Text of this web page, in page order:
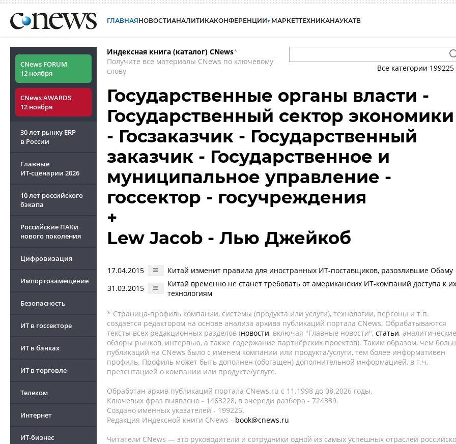
ГЛАВНАЯНОВОСТИАНАЛИТИКАКОНФЕРЕНЦИИ МАРКЕТТЕХНИКАНАУКАТВ
CNews FORUM
12 ноября
CNews AWARDS
12 ноября
30 лет рынку ERP
в России
Главные
ИТ-сценарии 2026
10 лет российского
бэкапа
Российские ПАКи
нового поколения
Цифровизация
Импортозамещение
Безопасность
ИТ в госсекторе
ИТ в банках
ИТ в торговле
Телеком
Интернет
ИТ-бизнес
Индексная книга (каталог) CNews*
Получите все материалы CNews по ключевому
слову
Все категории 199225
Государственные органы власти -
Государственный сектор экономики
- Госзаказчик - Государственный
заказчик - Государственное и
муниципальное управление -
госсектор - госучреждения
+
Lew Jacob - Лью Джейкоб
17.04.2015
Китай изменит правила для иностранных ИТ-поставщиков, разозлившие Обаму
31.03.2015
Китай временно не станет требовать от американских ИТ-компаний доступа к их
технологиям
* Страница-профиль компании, системы (продукта или услуги), технологии, персоны и т.п.
создается редактором на основе анализа архива публикаций портала CNews. Обрабатываются
тексты всех редакционных разделов (новости, включая "Главные новости", статьи, аналитические
обзоры рынков, интервью, а также содержание партнёрских проектов). Таким образом, чем
публикаций на CNews было с именем компании или продукта/услуги, тем более информативен
профиль. Профиль может быть дополнен (обогащен) дополнительной информацией, в т.ч.
презентацией о компании или продукте/услуге.
Обработан архив публикаций портала CNews.ru c 11.1998 до 08.2026 годы.
Ключевых фраз выявлено - 1463228, в очереди разбора - 724339.
Создано именных указателей - 199225.
Редакция Индексной книги CNews - book@cnews.ru
Читатели CNews — это руководители и сотрудники одной из самых успешных отраслей